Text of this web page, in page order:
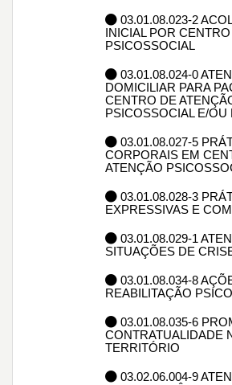
03.01.08.023-2
INICIAL POR
PSICOSSOCIAL
03.01.08.024-0
DOMICILIAR PARA
CENTRO DE
PSICOSSOCIAL E/OU
03.01.08.027-5
CORPORAIS EM
ATENÇÃO
03.01.08.028-3
EXPRESSIVAS E
03.01.08.029-1
SITUAÇÕES DE
03.01.08.034-8
REABILITAÇÃO
03.01.08.035-6
CONTRATUALIDADE
TERRITÓRIO
03.02.06.004-9